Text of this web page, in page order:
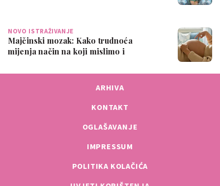
NOVO ISTRAŽIVANJE
Majčinski mozak: Kako trudnoća
mijenja način na koji mislimo i
ARHIVA
KONTAKT
OGLAŠAVANJE
IMPRESSUM
POLITIKA KOLAČIĆA